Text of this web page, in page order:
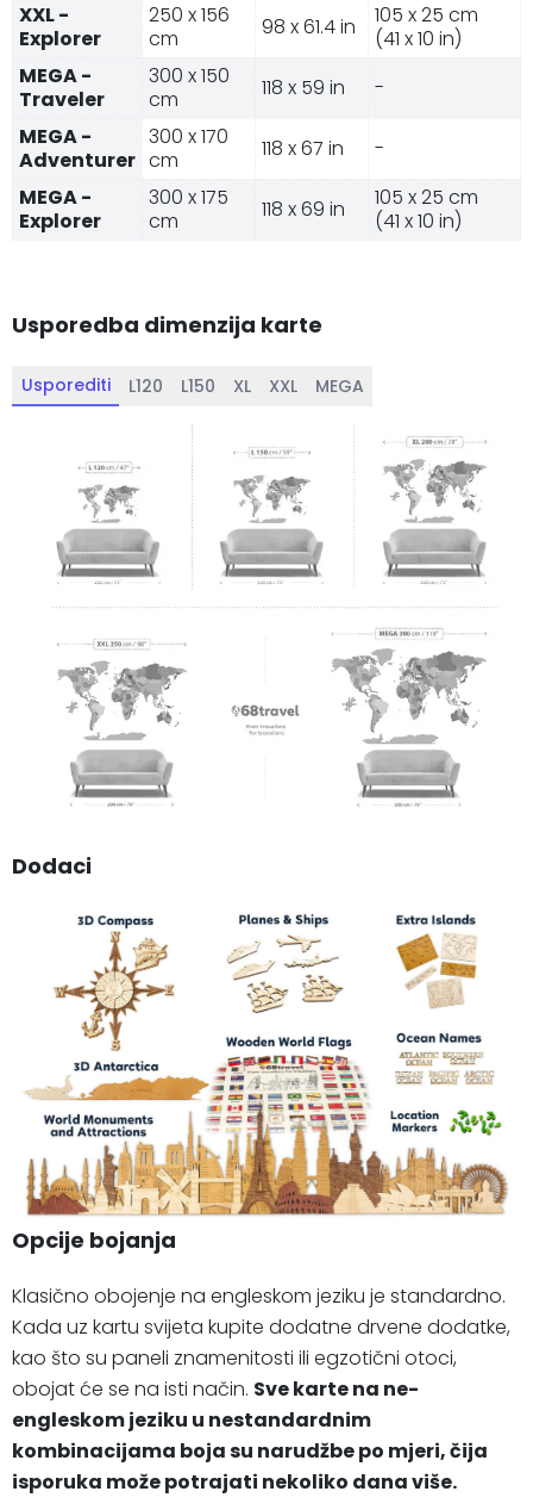
XXL -
Explorer
250 x 156
cm
98 x 61.4 in
105 x 25 cm
(41 x 10 in)
MEGA -
Traveler
300 x 150
cm
118 x 59 in -
MEGA -
Adventurer
300 x 170
cm
118 x 67 in -
MEGA -
Explorer
300 x 175
cm
118 x 69 in
105 x 25 cm
(41 x 10 in)
Usporedba dimenzija karte
Usporediti L120 L150 XL XXL MEGA
Dodaci
Opcije bojanja
Klasično obojenje na engleskom jeziku je standardno.
Kada uz kartu svijeta kupite dodatne drvene dodatke,
kao što su paneli znamenitosti ili egzotični otoci,
obojat će se na isti način. Sve karte na ne-
engleskom jeziku u nestandardnim
kombinacijama boja su narudžbe po mjeri, čija
isporuka može potrajati nekoliko dana više.